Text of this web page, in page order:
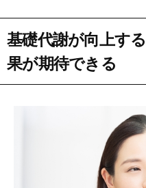
基礎代謝が向上す
果が期待できる